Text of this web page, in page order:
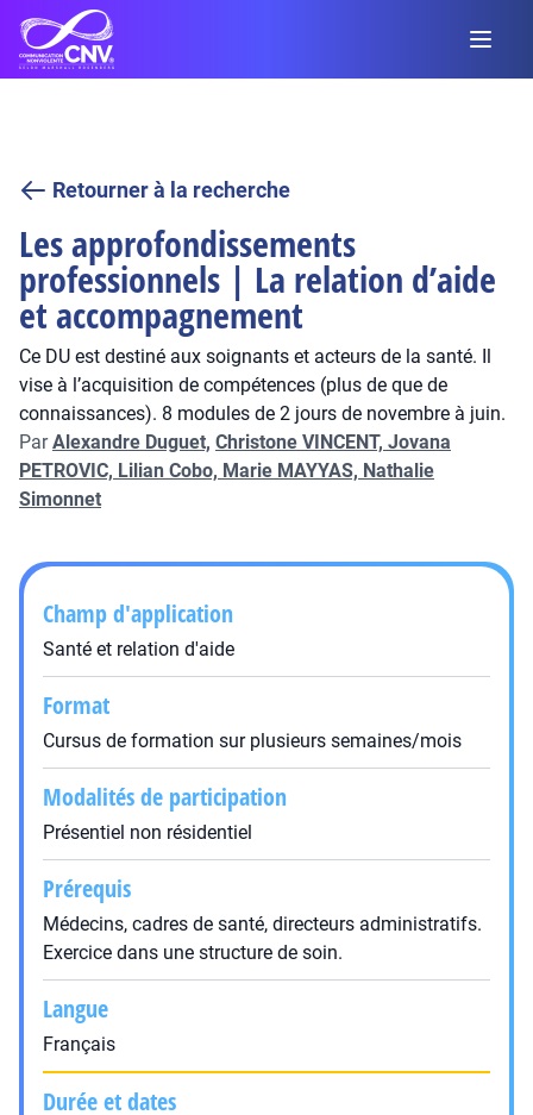
Retourner à la recherche
Les approfondissements
professionnels | La relation d’aide
et accompagnement
Ce DU est destiné aux soignants et acteurs de la santé. Il
vise à l’acquisition de compétences (plus de que de
connaissances). 8 modules de 2 jours de novembre à juin.
ParAlexandre Duguet, Christone VINCENT, Jovana
PETROVIC, Lilian Cobo, Marie MAYYAS, Nathalie
Simonnet
Champ d'application
Santé et relation d'aide
Format
Cursus de formation sur plusieurs semaines/mois
Modalités de participation
Présentiel non résidentiel
Prérequis
Médecins, cadres de santé, directeurs administratifs.
Exercice dans une structure de soin.
Langue
Français
Durée et dates